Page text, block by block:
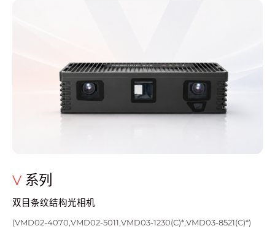
V 系列
双目条纹结构光相机
(VMD02-4070 ,VMD02-5011,VMD03-1230(C)* ,VMD03-8521(C)*)